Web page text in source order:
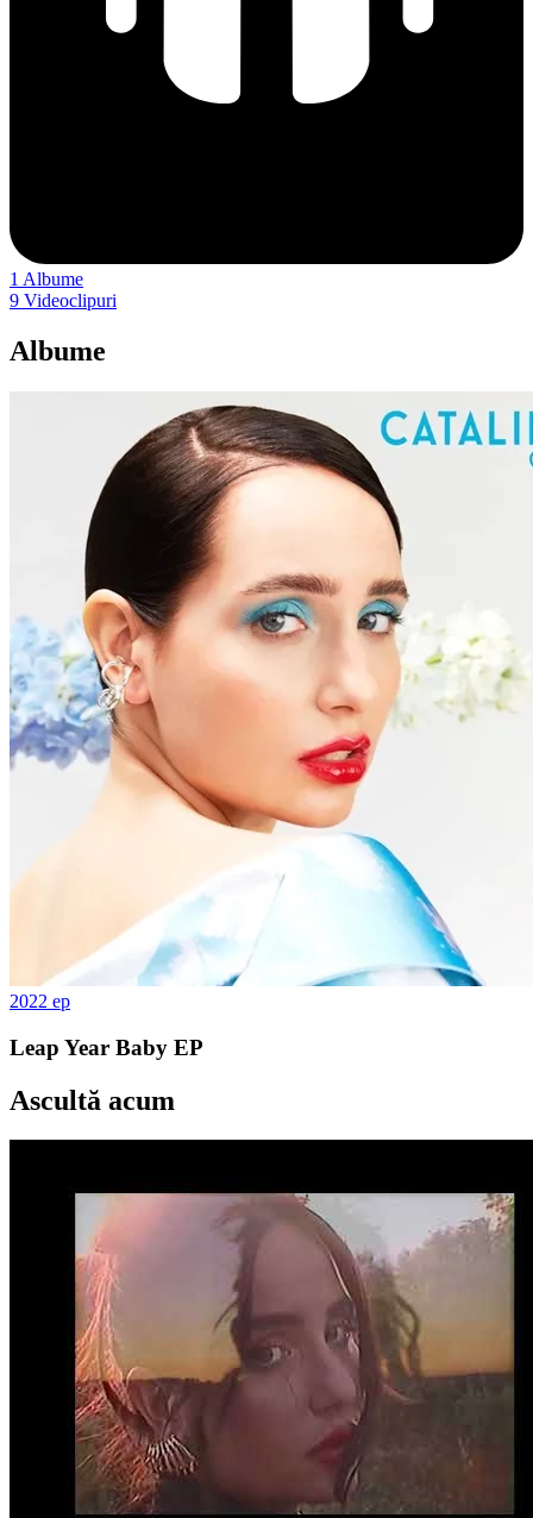
1 Albume
9 Videoclipuri
Albume
2022 ep
Leap Year Baby EP
Ascultă acum